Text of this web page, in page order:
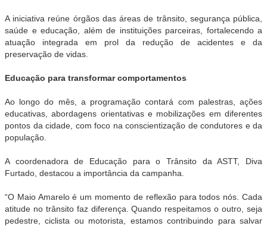
A iniciativa reúne órgãos das áreas de trânsito, segurança pública,
saúde e educação, além de instituições parceiras, fortalecendo a
atuação integrada em prol da redução de acidentes e da
preservação de vidas.
Educação para transformar comportamentos
Ao longo do mês, a programação contará com palestras, ações
educativas, abordagens orientativas e mobilizações em diferentes
pontos da cidade, com foco na conscientização de condutores e da
população.
A coordenadora de Educação para o Trânsito da ASTT, Diva
Furtado, destacou a importância da campanha.
“O Maio Amarelo é um momento de reflexão para todos nós. Cada
atitude no trânsito faz diferença. Quando respeitamos o outro, seja
pedestre, ciclista ou motorista, estamos contribuindo para salvar